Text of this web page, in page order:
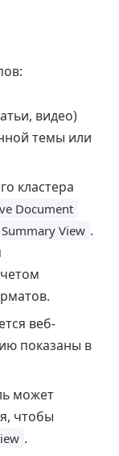
видео)
темы или
кластера
Document
Summary View .
веб-
показаны в
может
чтобы
.